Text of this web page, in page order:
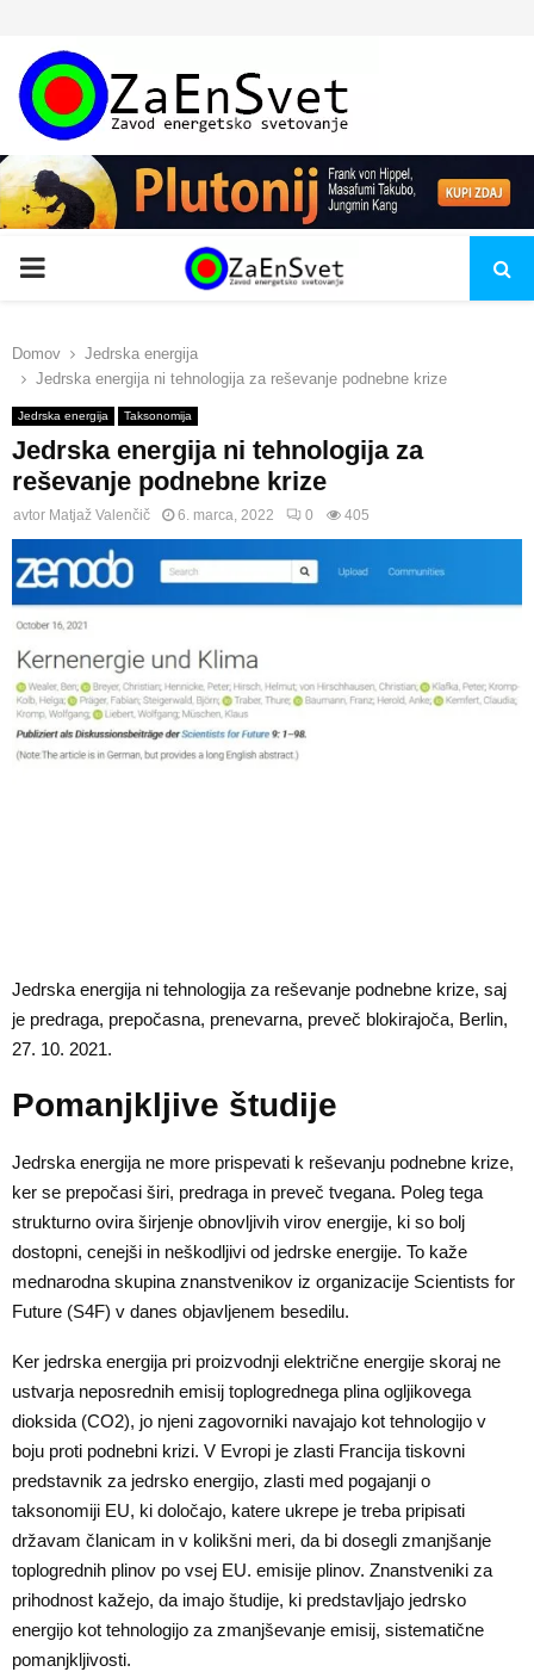
PRIMARY
Domov
Jedrska energija
Jedrska energija ni tehnologija za reševanje podnebne krize
Jedrska energija Taksonomija
Jedrska energija ni tehnologija za
reševanje podnebne krize
avtor Matjaž Valenčič 6. marca, 2022 0 405
Jedrska energija ni tehnologija za reševanje podnebne krize, saj
je predraga, prepočasna, prenevarna, preveč blokirajoča, Berlin,
27. 10. 2021.
Pomanjkljive študije
Jedrska energija ne more prispevati k reševanju podnebne krize,
ker se prepočasi širi, predraga in preveč tvegana. Poleg tega
strukturno ovira širjenje obnovljivih virov energije, ki so bolj
dostopni, cenejši in neškodljivi od jedrske energije. To kaže
mednarodna skupina znanstvenikov iz organizacije Scientists for
Future (S4F) v danes objavljenem besedilu.
Ker jedrska energija pri proizvodnji električne energije skoraj ne
ustvarja neposrednih emisij toplogrednega plina ogljikovega
dioksida (CO2), jo njeni zagovorniki navajajo kot tehnologijo v
boju proti podnebni krizi. V Evropi je zlasti Francija tiskovni
predstavnik za jedrsko energijo, zlasti med pogajanji o
taksonomiji EU, ki določajo, katere ukrepe je treba pripisati
državam članicam in v kolikšni meri, da bi dosegli zmanjšanje
toplogrednih plinov po vsej EU. emisije plinov. Znanstveniki za
prihodnost kažejo, da imajo študije, ki predstavljajo jedrsko
energijo kot tehnologijo za zmanjševanje emisij, sistematične
pomanjkljivosti.